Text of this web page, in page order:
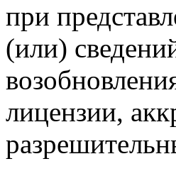
при
(или)
лицензии,